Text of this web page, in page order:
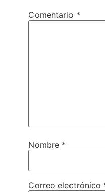
Comentario *
Nombre *
Correo electrónico